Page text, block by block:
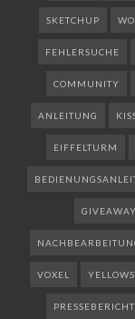
SKETCHUP
FEHLERSUCHE
COMMUNITY
ANLEITUNG
EIFFELTURM
GIVEAWAY
VOXEL
PRESSEBERICHT